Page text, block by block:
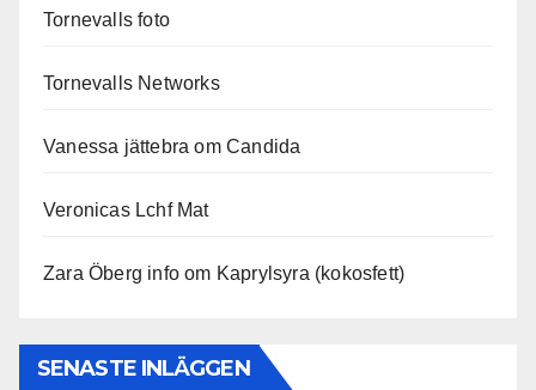
Tornevalls foto
Tornevalls Networks
Vanessa jättebra om Candida
Veronicas Lchf Mat
Zara Öberg info om Kaprylsyra (kokosfett)
SENASTE INLÄGGEN